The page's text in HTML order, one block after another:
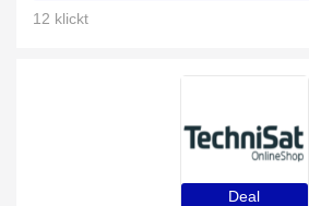
12 klickt
Deal